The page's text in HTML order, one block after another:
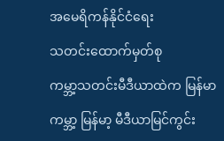
အမေရိကန်နိုင်ငံရေး
သတင်းထောက်မှတ်စု
ကမ္ဘာ့သတင်းမီဒီယာထဲက မြန်မာ
ကမ္ဘာ့ မြန်မာ့ မီဒီယာမြင်ကွင်း